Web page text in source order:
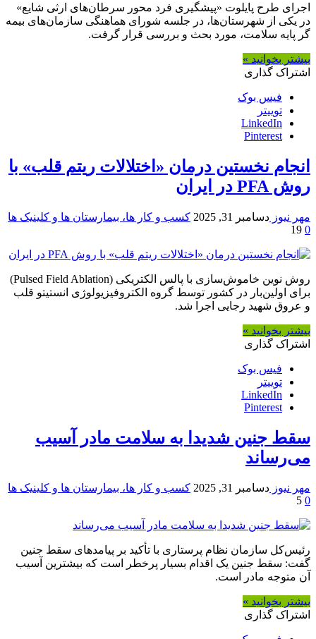
اجرای طرح پایلوت «پیشگیری فرد محور سرطان‌های ارثی شایع»
در یکی از شهرستان‌ها، در جلسه شورای هماهنگی سازمان‌های بیمه
گر پایه سلامت، مورد بحث و بررسی قرار گرفت.
بیشتر بخوانید »
اشتراک گذاری
فیس بوک
توییتر
LinkedIn
Pinterest
انجام نخستین درمان «اختلالات ریتم قلب» با
روش PFA در ایران
مهر نیوز دسامبر 31, 2025
کسب و کار ها، بیمارستان ها و کلینیک ها
0
19
روش نوین خاموش‌سازی با پالس الکتریکی (Pulsed Field Ablation)
برای اولین‌بار در کشور توسط گروه الکتروفیزیولوژی انستیتو قلب
و عروق شهید رجایی اجرا شد.
بیشتر بخوانید »
اشتراک گذاری
فیس بوک
توییتر
LinkedIn
Pinterest
سقط جنین شدیدا به سلامت مادر آسیب
می‌رساند
مهر نیوز دسامبر 31, 2025
کسب و کار ها، بیمارستان ها و کلینیک ها
0
5
رئیس‌کل سازمان نظام پرستاری با تأکید بر پیامدهای سقط جنین
گفت: سقط جنین یک اقدام بسیار پرخطر است که بیشترین آسیب
آن متوجه مادر است.
بیشتر بخوانید »
اشتراک گذاری